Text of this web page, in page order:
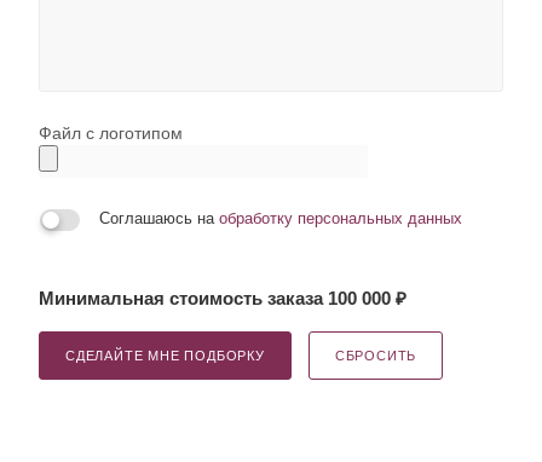
Файл с логотипом
Соглашаюсь на обработку персональных данных
Минимальная стоимость заказа 100 000 ₽
СДЕЛАЙТЕ МНЕ ПОДБОРКУ СБРОСИТЬ